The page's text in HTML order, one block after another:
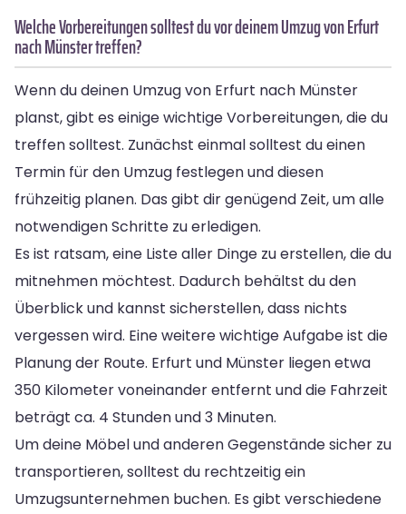
Welche Vorbereitungen solltest du vor deinem Umzug von Erfurt
nach Münster treffen?
Wenn du deinen Umzug von Erfurt nach Münster
planst, gibt es einige wichtige Vorbereitungen, die du
treffen solltest. Zunächst einmal solltest du einen
Termin für den Umzug festlegen und diesen
frühzeitig planen. Das gibt dir genügend Zeit, um alle
notwendigen Schritte zu erledigen.
Es ist ratsam, eine Liste aller Dinge zu erstellen, die du
mitnehmen möchtest. Dadurch behältst du den
Überblick und kannst sicherstellen, dass nichts
vergessen wird. Eine weitere wichtige Aufgabe ist die
Planung der Route. Erfurt und Münster liegen etwa
350 Kilometer voneinander entfernt und die Fahrzeit
beträgt ca. 4 Stunden und 3 Minuten.
Um deine Möbel und anderen Gegenstände sicher zu
transportieren, solltest du rechtzeitig ein
Umzugsunternehmen buchen. Es gibt verschiedene